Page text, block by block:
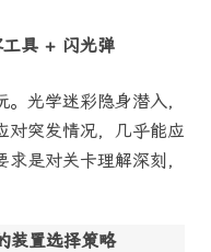
具 + 闪光弹
光学迷彩隐身潜入，
对突发情况，几乎能应
是对关卡理解深刻，
装置选择策略